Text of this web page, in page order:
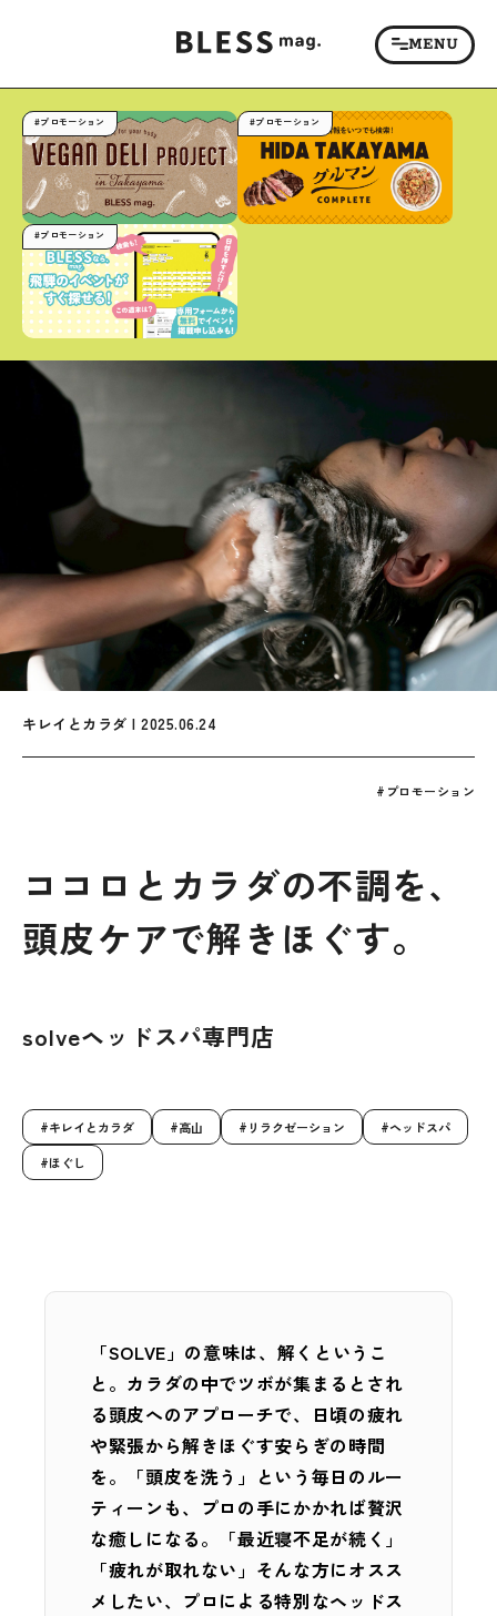
#プロモーション #プロモーション
#プロモーション
キレイとカラダ | 2025.06.24
#プロモーション
ココロとカラダの不調を、
頭皮ケアで解きほぐす。
solveヘッドスパ専門店
キレイとカラダ 高山 リラクゼーション
ヘッドスパ
ほぐし
「SOLVE」の意味は、解くというこ
と。カラダの中でツボが集まるとされ
る頭皮へのアプローチで、日頃の疲れ
や緊張から解きほぐす安らぎの時間
を。「頭皮を洗う」という毎日のルー
ティーンも、プロの手にかかれば贅沢
な癒しになる。「最近寝不足が続く」
「疲れが取れない」そんな方にオスス
メしたい、プロによる特別なヘッドス